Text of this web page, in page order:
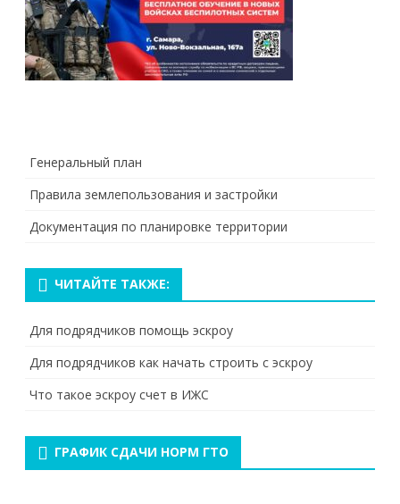
Генеральный план
Правила землепользования и застройки
Документация по планировке территории
ЧИТАЙТЕ ТАКЖЕ:
Для подрядчиков помощь эскроу
Для подрядчиков как начать строить с эскроу
Что такое эскроу счет в ИЖС
ГРАФИК СДАЧИ НОРМ ГТО